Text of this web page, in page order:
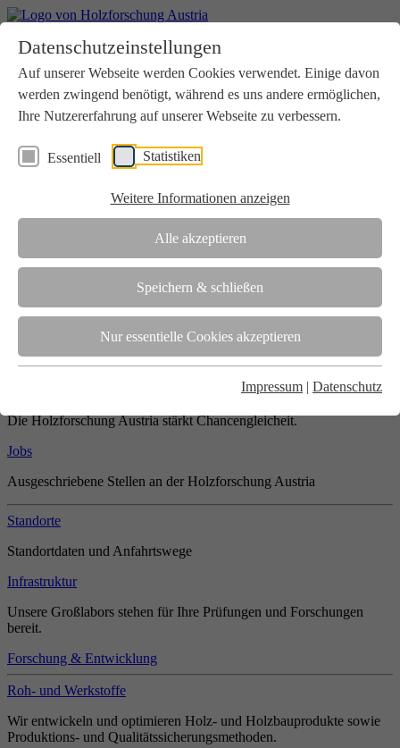
Datenschutzeinstellungen
Auf unserer Webseite werden Cookies verwendet. Einige davon
werden zwingend benötigt, während es uns andere ermöglichen,
Ihre Nutzererfahrung auf unserer Webseite zu verbessern.
Essentiell Statistiken
Weitere Informationen anzeigen
Alle akzeptieren
Speichern & schließen
Nur essentielle Cookies akzeptieren
Impressum | Datenschutz
Aktuelles
Downloads
Kontakt
Login
Verein
Wir unterstützen die Interessen der Holzbranche in enger
Zusammenarbeit mit Wissenschaft und Wirtschaft.
Die Holzforschung Austria ist akkreditierte Prüf-, Inspektions- und
Team
Unsere gesamte Kompetenz ist in unseren Mitarbeiter:innen
gebündelt
Die Holzforschung Austria stärkt Chancengleicheit.
Jobs
Ausgeschriebene Stellen an der Holzforschung Austria
Standorte
Standortdaten und Anfahrtswege
Infrastruktur
Unsere Großlabors stehen für Ihre Prüfungen und Forschungen
bereit.
Forschung & Entwicklung
Roh- und Werkstoffe
Wir entwickeln und optimieren Holz- und Holzbauprodukte sowie
Produktions- und Qualitätssicherungsmethoden.